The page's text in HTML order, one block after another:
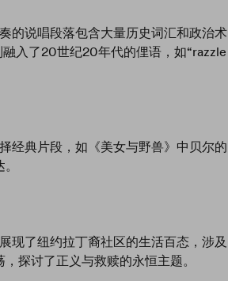
的说唱段落包含大量历史词汇和政治术
入了20世纪20年代的俚语，如“razzle
典片段，如《美女与野兽》中贝尔的
了纽约拉丁裔社区的生活百态，涉及
探讨了正义与救赎的永恒主题。